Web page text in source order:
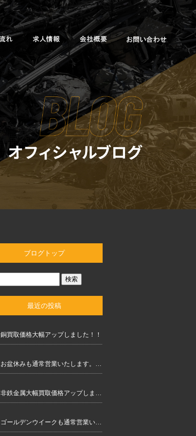
ブログトップ
最近の投稿
銅買取価格大幅アップしました！！
お盆休みも通常営業いたします。営業時間 8：00～18：00まで
非鉄金属大幅買取価格アップしました！！
ゴールデンウイークも通常営業いたします。営業時間 8：00～18：00まで